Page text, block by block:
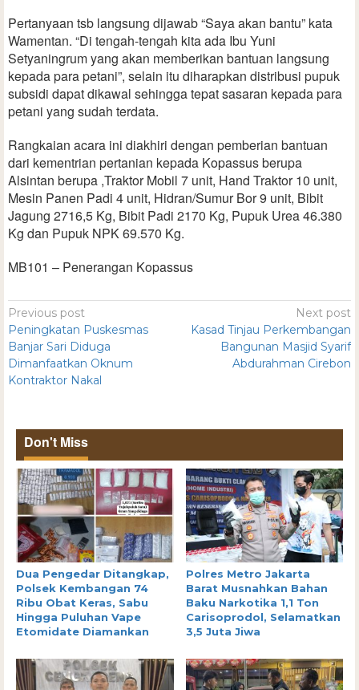
Pertanyaan tsb langsung dijawab “Saya akan bantu” kata
Wamentan. “Di tengah-tengah kita ada Ibu Yuni
Setyaningrum yang akan memberikan bantuan langsung
kepada para petani”, selain itu diharapkan distribusi pupuk
subsidi dapat dikawal sehingga tepat sasaran kepada para
petani yang sudah terdata.
Rangkaian acara ini diakhiri dengan pemberian bantuan
dari kementrian pertanian kepada Kopassus berupa
Alsintan berupa ,Traktor Mobil 7 unit, Hand Traktor 10 unit,
Mesin Panen Padi 4 unit, Hidran/Sumur Bor 9 unit, Bibit
Jagung 2716,5 Kg, Bibit Padi 2170 Kg, Pupuk Urea 46.380
Kg dan Pupuk NPK 69.570 Kg.
MB101 – Penerangan Kopassus
Previous post
Peningkatan Puskesmas
Banjar Sari Diduga
Dimanfaatkan Oknum
Kontraktor Nakal
Next post
Kasad Tinjau Perkembangan
Bangunan Masjid Syarif
Abdurahman Cirebon
Don't Miss
Dua Pengedar Ditangkap,
Polsek Kembangan 74
Ribu Obat Keras, Sabu
Hingga Puluhan Vape
Etomidate Diamankan
Polres Metro Jakarta
Barat Musnahkan Bahan
Baku Narkotika 1,1 Ton
Carisoprodol, Selamatkan
3,5 Juta Jiwa